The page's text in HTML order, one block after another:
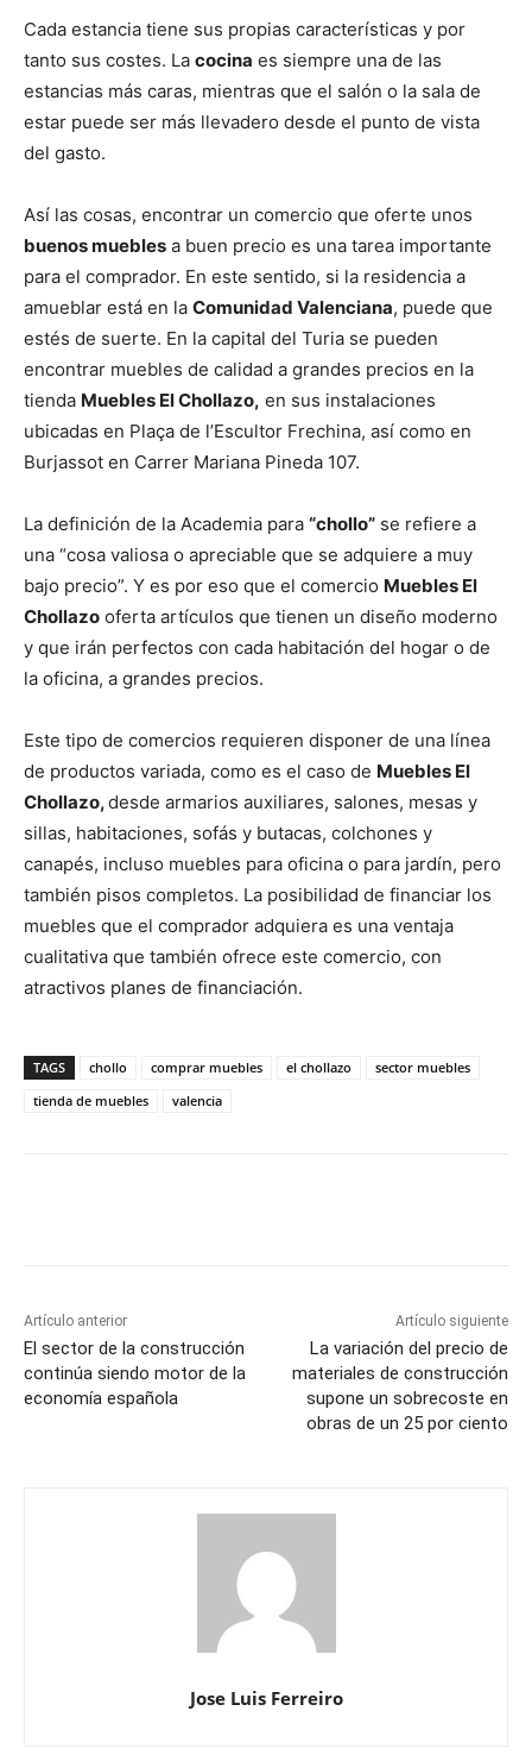
Cada estancia tiene sus propias características y por
tanto sus costes. La cocina es siempre una de las
estancias más caras, mientras que el salón o la sala de
estar puede ser más llevadero desde el punto de vista
del gasto.
Así las cosas, encontrar un comercio que oferte unos
buenos muebles a buen precio es una tarea importante
para el comprador. En este sentido, si la residencia a
amueblar está en la Comunidad Valenciana, puede que
estés de suerte. En la capital del Turia se pueden
encontrar muebles de calidad a grandes precios en la
tienda Muebles El Chollazo, en sus instalaciones
ubicadas en Plaça de l’Escultor Frechina, así como en
Burjassot en Carrer Mariana Pineda 107.
La definición de la Academia para “chollo” se refiere a
una “cosa valiosa o apreciable que se adquiere a muy
bajo precio”. Y es por eso que el comercio Muebles El
Chollazo oferta artículos que tienen un diseño moderno
y que irán perfectos con cada habitación del hogar o de
la oficina, a grandes precios.
Este tipo de comercios requieren disponer de una línea
de productos variada, como es el caso de Muebles El
Chollazo,desde armarios auxiliares, salones, mesas y
sillas, habitaciones, sofás y butacas, colchones y
canapés, incluso muebles para oficina o para jardín, pero
también pisos completos. La posibilidad de financiar los
muebles que el comprador adquiera es una ventaja
cualitativa que también ofrece este comercio, con
atractivos planes de financiación.
TAGS chollo comprar muebles el chollazo
sector muebles
tienda de muebles
valencia
Artículo anterior
El sector de la construcción
continúa siendo motor de la
economía española
Artículo siguiente
La variación del precio de
materiales de construcción
supone un sobrecoste en
obras de un 25 por ciento
Jose Luis Ferreiro